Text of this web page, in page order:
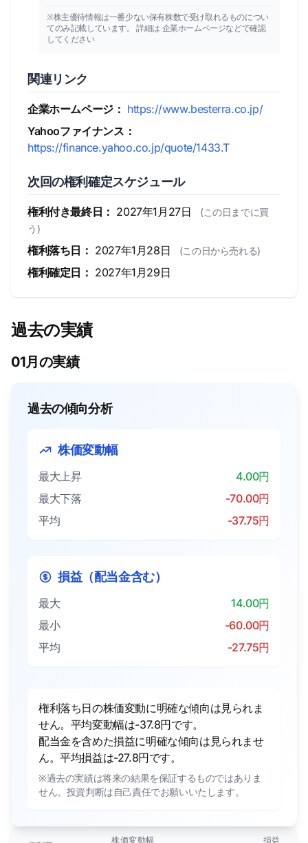
※株主優待情報は一番少ない保有株数で受け取れるものについ
てのみ記載しています。 詳細は 企業ホームページなどで確認
してください
関連リンク
企業ホームページ： https://www.besterra.co.jp/
Yahooファイナンス：
https://finance.yahoo.co.jp/quote/1433.T
次回の権利確定スケジュール
権利付き最終日： 2027年1月27日
(この日までに買
う)
権利落ち日： 2027年1月28日 (この日から売れる)
権利確定日： 2027年1月29日
過去の実績
01月の実績
過去の傾向分析
株価変動幅
最大上昇
4.00円
最大下落
-70.00円
平均
-37.75円
損益（配当金含む）
最大
14.00円
最小
-60.00円
平均
-27.75円
権利落ち日の株価変動に明確な傾向は見られま
せん。平均変動幅は-37.8円です。
配当金を含めた損益に明確な傾向は見られませ
ん。平均損益は-27.8円です。
※過去の実績は将来の結果を保証するものではありま
せん。投資判断は自己責任でお願いいたします。
株価変動幅
損益